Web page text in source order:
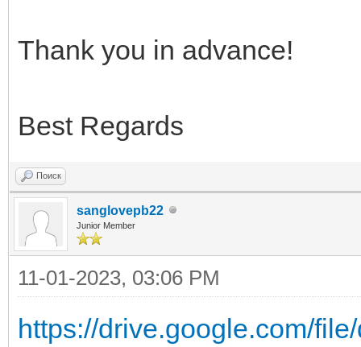
Thank you in advance!
Best Regards
Поиск
sanglovepb22
Junior Member
11-01-2023, 03:06 PM
https://drive.google.com/